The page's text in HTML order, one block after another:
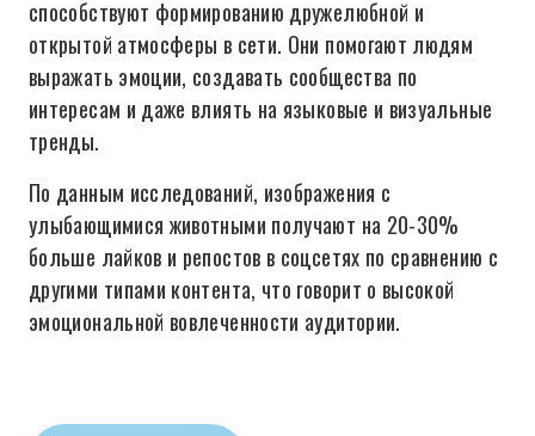
способствуют формированию дружелюбной и
открытой атмосферы в сети. Они помогают людям
выражать эмоции, создавать сообщества по
интересам и даже влиять на языковые и визуальные
тренды.
По данным исследований, изображения с
улыбающимися животными получают на 20-30%
больше лайков и репостов в соцсетях по сравнению с
другими типами контента, что говорит о высокой
эмоциональной вовлеченности аудитории.